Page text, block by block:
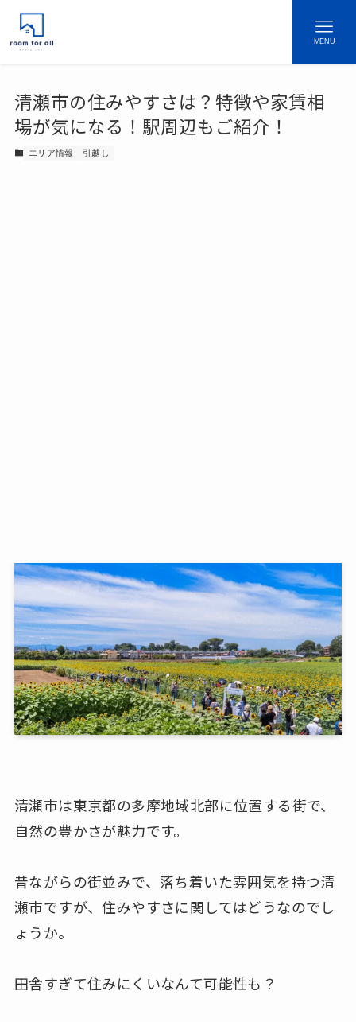
MENU
清瀬市の住みやすさは？特徴や家賃相
場が気になる！駅周辺もご紹介！
エリア情報 引越し
清瀬市は東京都の多摩地域北部に位置する街で、
自然の豊かさが魅力です。
昔ながらの街並みで、落ち着いた雰囲気を持つ清
瀬市ですが、住みやすさに関してはどうなのでし
ょうか。
田舎すぎて住みにくいなんて可能性も？